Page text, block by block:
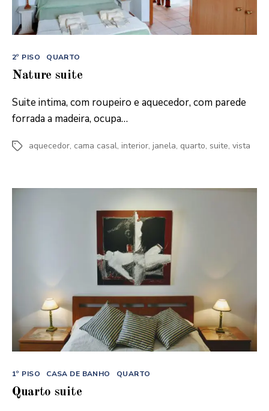
Categorias
2º PISO QUARTO
Nature suite
Suite intima, com roupeiro e aquecedor, com parede
forrada a madeira, ocupa…
Etiquetasaquecedor, cama casal, interior, janela, quarto, suite, vista
Categorias
1º PISO CASA DE BANHO QUARTO
Quarto suite